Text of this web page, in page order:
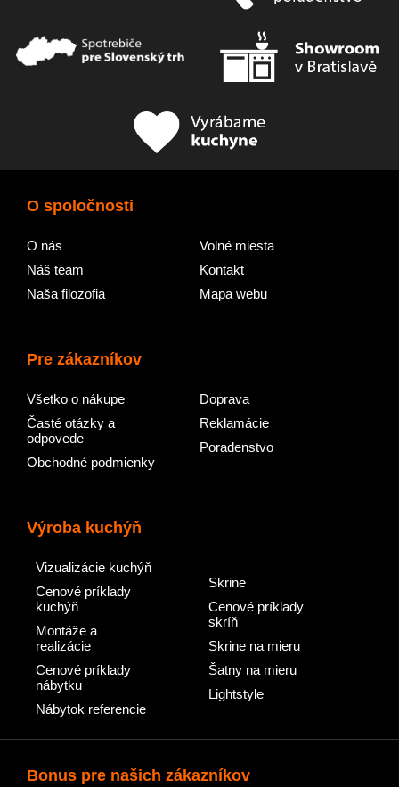
O spoločnosti
O nás
Náš team
Naša filozofia
Volné miesta
Kontakt
Mapa webu
Pre zákazníkov
Všetko o nákupe
Časté otázky a
odpovede
Obchodné podmienky
Doprava
Reklamácie
Poradenstvo
Výroba kuchýň
Vizualizácie kuchýň
Cenové príklady
kuchýň
Montáže a
realizácie
Cenové príklady
nábytku
Nábytok referencie
Skrine
Cenové príklady
skríň
Skrine na mieru
Šatny na mieru
Lightstyle
Bonus pre našich zákazníkov